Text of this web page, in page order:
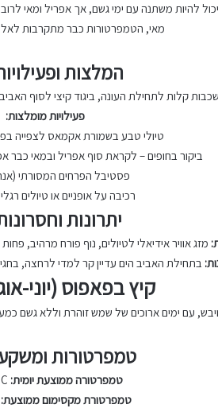
להיות משתנה עם ימי גשם, אך אפריל ומאי
מאי, הטמפרטורות כבר מתקרבות
המלצות
שכבות קלות לתחילת העונה, ביגוד קיצי לסוף
פעילויות מומלצות:
טיולי טבע בשמורת אקמאס לצפייה
ביקור בחופים – לקראת סוף אפריל ובמאי כבר
פסטיבל הפרחים המסורתי
רכיבה על אופניים או טיולים
יתרונות
מזג אוויר אידיאלי לטיולים, נוף פורח מרהיב,
בתחילת האביב הים עדיין קר למדי לרחצה,
קיץ בפאפוס (יוני-
עם ימים ארוכים של שמש זוהרת וללא גשם
טמפרטורות
טמפרטורה ממוצעת יומית:
טמפרטורת מקסימום ממוצעת: